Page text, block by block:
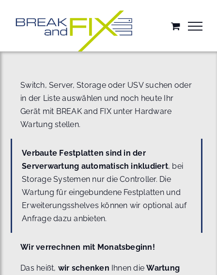
springen
Switch, Server, Storage oder USV suchen oder
in der Liste auswählen und noch heute Ihr
Gerät mit BREAK and FIX unter Hardware
Wartung stellen.
Verbaute Festplatten sind in der
Serverwartung automatisch inkludiert, bei
Storage Systemen nur die Controller. Die
Wartung für eingebundene Festplatten und
Erweiterungsshelves können wir optional auf
Anfrage dazu anbieten.
Wir verrechnen mit Monatsbeginn!
Das heißt, wir schenken Ihnen dieWartung